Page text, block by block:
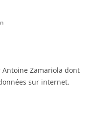
Antoine Zamariola dont
sur internet.